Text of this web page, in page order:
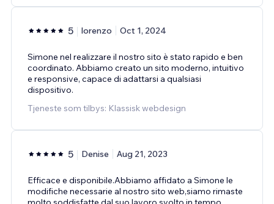
5 lorenzo Oct 1, 2024
Simone nel realizzare il nostro sito è stato rapido e ben
coordinato. Abbiamo creato un sito moderno, intuitivo
e responsive, capace di adattarsi a qualsiasi
dispositivo.
Tjeneste som tilbys: Klassisk webdesign
5 Denise Aug 21, 2023
Efficace e disponibile.Abbiamo affidato a Simone le
modifiche necessarie al nostro sito web,siamo rimaste